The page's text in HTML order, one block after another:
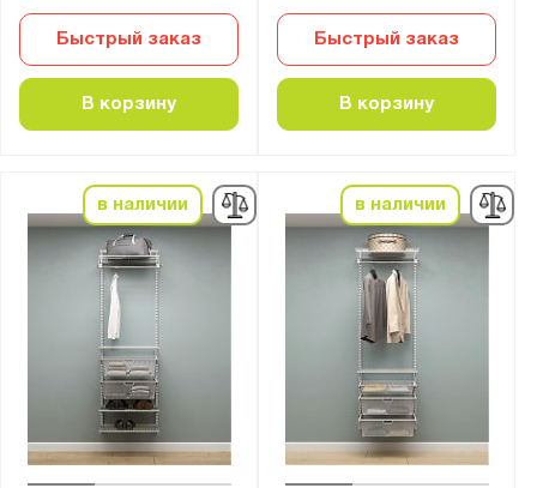
Быстрый заказ
В корзину
Быстрый заказ
В корзину
в наличии в наличии